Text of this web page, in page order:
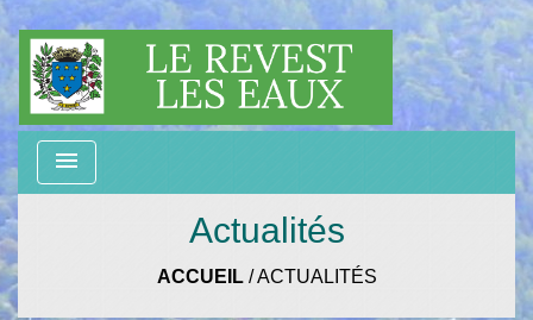
menu
Actualités
ACCUEIL/ACTUALITÉS